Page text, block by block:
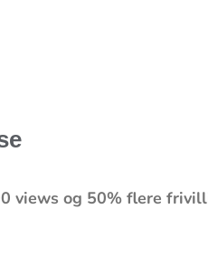
views og 50% flere